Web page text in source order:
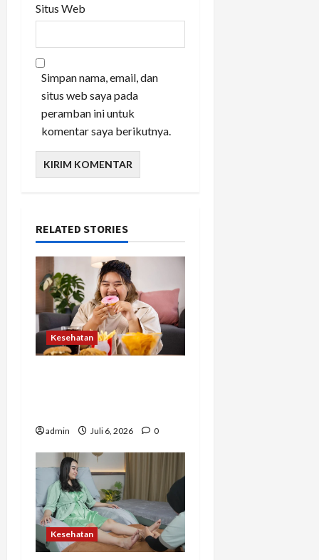
Situs Web
Simpan nama, email, dan
situs web saya pada
peramban ini untuk
komentar saya berikutnya.
RELATED STORIES
Kesehatan
admin Juli 6, 2026 0
Kesehatan